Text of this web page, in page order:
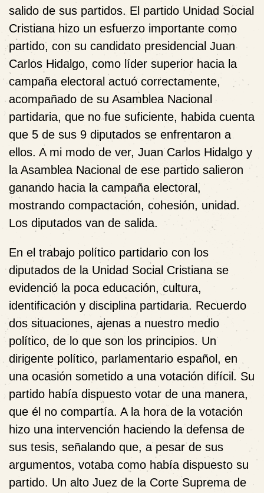
salido de sus partidos. El partido Unidad Social
Cristiana hizo un esfuerzo importante como
partido, con su candidato presidencial Juan
Carlos Hidalgo, como líder superior hacia la
campaña electoral actuó correctamente,
acompañado de su Asamblea Nacional
partidaria, que no fue suficiente, habida cuenta
que 5 de sus 9 diputados se enfrentaron a
ellos. A mi modo de ver, Juan Carlos Hidalgo y
la Asamblea Nacional de ese partido salieron
ganando hacia la campaña electoral,
mostrando compactación, cohesión, unidad.
Los diputados van de salida.
En el trabajo político partidario con los
diputados de la Unidad Social Cristiana se
evidenció la poca educación, cultura,
identificación y disciplina partidaria. Recuerdo
dos situaciones, ajenas a nuestro medio
político, de lo que son los principios. Un
dirigente político, parlamentario español, en
una ocasión sometido a una votación difícil. Su
partido había dispuesto votar de una manera,
que él no compartía. A la hora de la votación
hizo una intervención haciendo la defensa de
sus tesis, señalando que, a pesar de sus
argumentos, votaba como había dispuesto su
partido. Un alto Juez de la Corte Suprema de